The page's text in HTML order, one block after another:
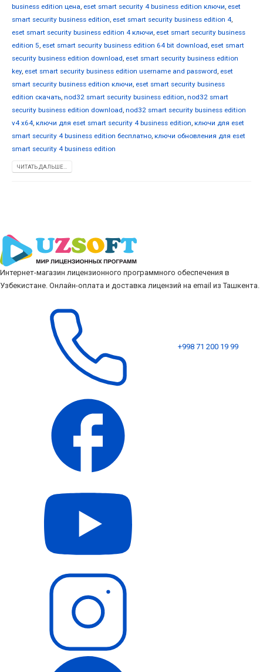
business edition цена eset smart security 4 business edition ключи eset
smart security business edition eset smart security business edition 4
eset smart security business edition 4 ключи eset smart security business
edition 5 eset smart security business edition 64 bit download eset smart
security business edition download eset smart security business edition
key, eset smart security business edition username and password eset
smart security business edition ключи eset smart security business
edition скачать nod32 smart security business edition nod32 smart
security business edition download nod32 smart security business edition
v4 x64 ключи для eset smart security 4 business edition ключи для eset
smart security 4 business edition бесплатно ключи обновления для eset
smart security 4 business edition
ЧИТАТЬ ДАЛЬШЕ...
Интернет-магазин лицензионного программного обеспечения в
Узбекистане. Онлайн-оплата и доставка лицензий на email из Ташкента.
+998 71 200 19 99